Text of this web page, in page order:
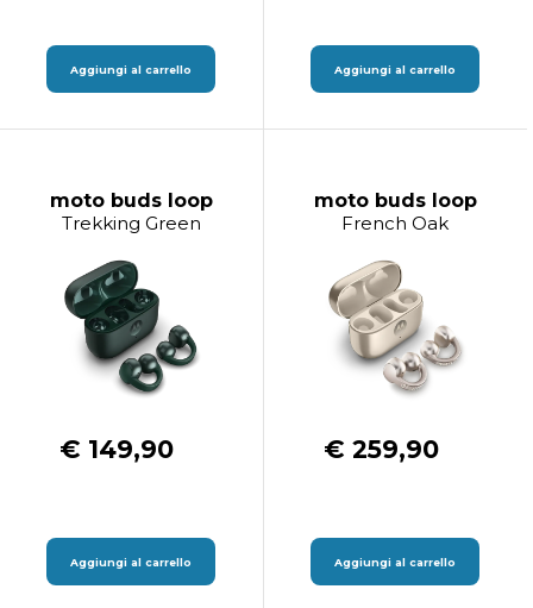
Aggiungi al carrello Aggiungi al carrello
moto buds loop
Trekking Green
€ 149,90
Aggiungi al carrello
moto buds loop
French Oak
€ 259,90
Aggiungi al carrello